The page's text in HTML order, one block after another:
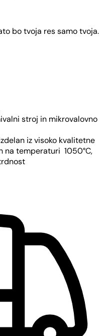
bo tvoja res samo tvoja.
stroj in mikrovalovno
iz visoko kvalitetne
na temperaturi 1050°C,